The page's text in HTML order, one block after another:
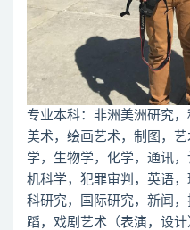
专业本科：非洲美洲研究，
美术，绘画艺术，制图，
学，生物学，化学，通讯
机科学，犯罪审判，英语
科研究，国际研究，新闻
蹈，戏剧艺术（表演，设